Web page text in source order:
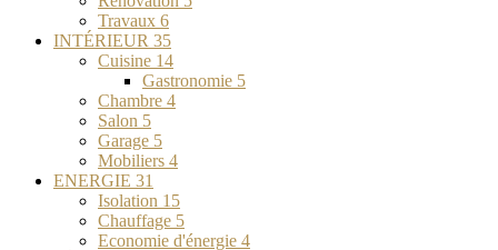
Travaux 6
INTÉRIEUR 35
Cuisine 14
Gastronomie 5
Chambre 4
Salon 5
Garage 5
Mobiliers 4
ENERGIE 31
Isolation 15
Chauffage 5
Economie d'énergie 4